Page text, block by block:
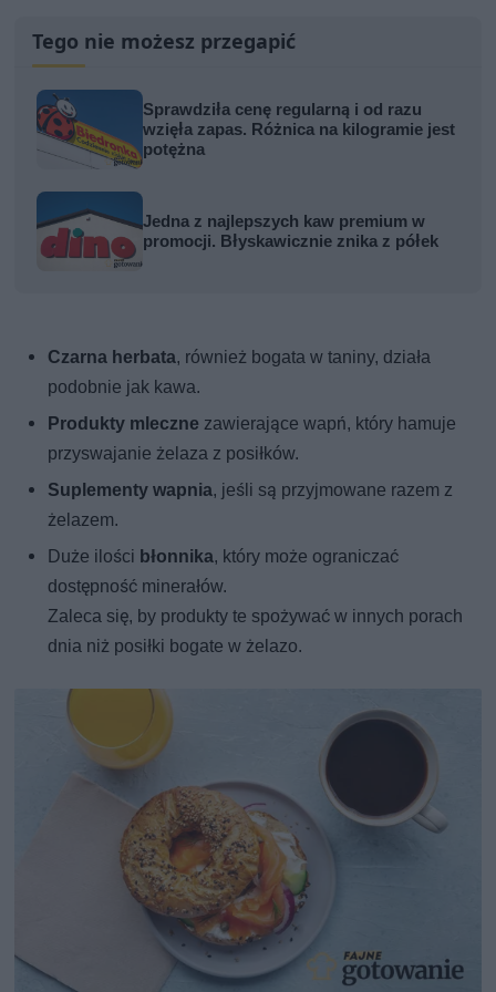
Tego nie możesz przegapić
Sprawdziła cenę regularną i od razu
wzięła zapas. Różnica na kilogramie jest
potężna
Jedna z najlepszych kaw premium w
promocji. Błyskawicznie znika z półek
Czarna herbata, również bogata w taniny, działa
podobnie jak kawa.
Produkty mleczne zawierające wapń, który hamuje
przyswajanie żelaza z posiłków.
Suplementy wapnia, jeśli są przyjmowane razem z
żelazem.
Duże ilości błonnika, który może ograniczać
dostępność minerałów.
Zaleca się, by produkty te spożywać w innych porach
dnia niż posiłki bogate w żelazo.